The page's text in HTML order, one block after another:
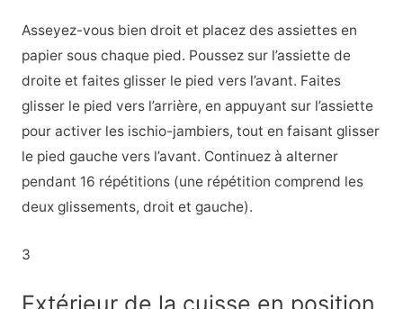
Asseyez-vous bien droit et placez des assiettes en
papier sous chaque pied. Poussez sur l’assiette de
droite et faites glisser le pied vers l’avant. Faites
glisser le pied vers l’arrière, en appuyant sur l’assiette
pour activer les ischio-jambiers, tout en faisant glisser
le pied gauche vers l’avant. Continuez à alterner
pendant 16 répétitions (une répétition comprend les
deux glissements, droit et gauche).
3